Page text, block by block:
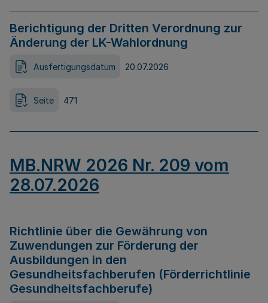
Berichtigung der Dritten Verordnung zur
Änderung der LK-Wahlordnung
Ausfertigungsdatum 20.07.2026
Seite 471
MB.NRW 2026 Nr. 209 vom
28.07.2026
Richtlinie über die Gewährung von
Zuwendungen zur Förderung der
Ausbildungen in den
Gesundheitsfachberufen (Förderrichtlinie
Gesundheitsfachberufe)